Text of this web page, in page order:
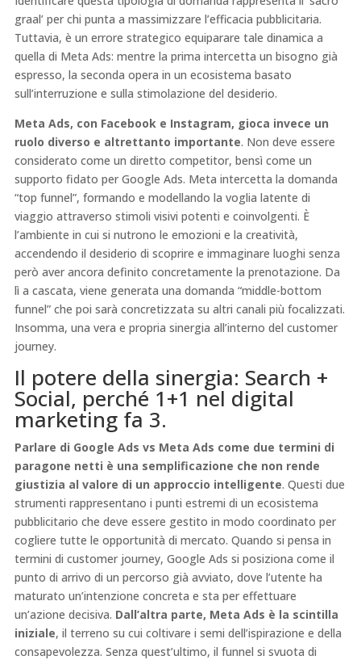
graal’ per chi punta a massimizzare l’efficacia pubblicitaria.
Tuttavia, è un errore strategico equiparare tale dinamica a
quella di Meta Ads: mentre la prima intercetta un bisogno già
espresso, la seconda opera in un ecosistema basato
sull’interruzione e sulla stimolazione del desiderio.
Meta Ads, con Facebook e Instagram, gioca invece un
ruolo diverso e altrettanto importante. Non deve essere
considerato come un diretto competitor, bensì come un
supporto fidato per Google Ads. Meta intercetta la domanda
“top funnel”, formando e modellando la voglia latente di
viaggio attraverso stimoli visivi potenti e coinvolgenti. È
l’ambiente in cui si nutrono le emozioni e la creatività,
accendendo il desiderio di scoprire e immaginare luoghi senza
però aver ancora definito concretamente la prenotazione. Da
lì a cascata, viene generata una domanda “middle-bottom
funnel” che poi sarà concretizzata su altri canali più focalizzati.
Insomma, una vera e propria sinergia all’interno del customer
journey.
Il potere della sinergia: Search +
Social, perché 1+1 nel digital
marketing fa 3.
Parlare di Google Ads vs Meta Ads come due termini di
paragone netti è una semplificazione che non rende
giustizia al valore di un approccio intelligente. Questi due
strumenti rappresentano i punti estremi di un ecosistema
pubblicitario che deve essere gestito in modo coordinato per
cogliere tutte le opportunità di mercato. Quando si pensa in
termini di customer journey, Google Ads si posiziona come il
punto di arrivo di un percorso già avviato, dove l’utente ha
maturato un’intenzione concreta e sta per effettuare
un’azione decisiva. Dall’altra parte, Meta Ads è la scintilla
iniziale, il terreno su cui coltivare i semi dell’ispirazione e della
consapevolezza. Senza quest’ultimo, il funnel si svuota di